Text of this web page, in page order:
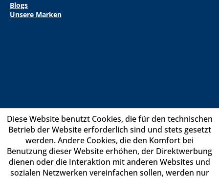
Blogs
Unsere Marken
Diese Website benutzt Cookies, die für den technischen
Betrieb der Website erforderlich sind und stets gesetzt
werden. Andere Cookies, die den Komfort bei
Benutzung dieser Website erhöhen, der Direktwerbung
dienen oder die Interaktion mit anderen Websites und
sozialen Netzwerken vereinfachen sollen, werden nur